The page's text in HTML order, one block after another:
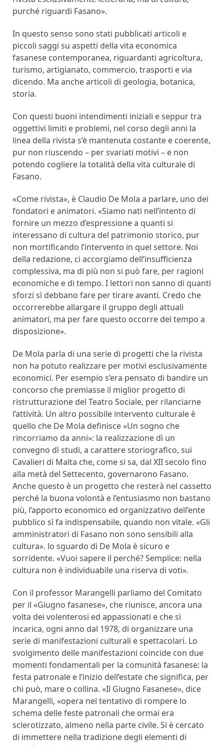
purché riguardi Fasano».
In questo senso sono stati pubblicati articoli e
piccoli saggi su aspetti della vita economica
fasanese contemporanea, riguardanti agricoltura,
turismo, artigianato, commercio, trasporti e via
dicendo. Ma anche articoli di geologia, botanica,
storia.
Con questi buoni intendimenti iniziali e seppur tra
oggettivi limiti e problemi, nel corso degli anni la
linea della rivista s’è mantenuta costante e coerente,
pur non riuscendo – per svariati motivi – e non
potendo cogliere la totalità della vita culturale di
Fasano.
«Come rivista», è Claudio De Mola a parlare, uno dei
fondatori e animatori. «Siamo nati nell’intento di
fornire un mezzo d’espressione a quanti si
interessano di cultura del patrimonio storico, pur
non mortificando l’intervento in quel settore. Noi
della redazione, ci accorgiamo dell’insufficienza
complessiva, ma di più non si può fare, per ragioni
economiche e di tempo. I lettori non sanno di quanti
sforzi sì debbano fare per tirare avanti. Credo che
occorrerebbe allargare il gruppo degli attuali
animatori, ma per fare questo occorre del tempo a
disposizione».
De Mola parla di una serie di progetti che la rivista
non ha potuto realizzare per motivi esclusivamente
economici. Per esempio s’era pensato di bandire un
concorso che premiasse il miglior progetto di
ristrutturazione del Teatro Sociale, per rilanciarne
l’attività. Un altro possibile intervento culturale è
quello che De Mola definisce «Un sogno che
rincorriamo da anni»: la realizzazione dì un
convegno dì studi, a carattere storiografico, sui
Cavalieri di Malta che, come si sa, dal XII secolo fino
alla metà del Settecento, governarono Fasano.
Anche questo è un progetto che resterà nel cassetto
perché la buona volontà e l’entusiasmo non bastano
più, l’apporto economico ed organizzativo dell’ente
pubblico sì fa indispensabile, quando non vitale. «Gli
amministratori di Fasano non sono sensibili alla
cultura». lo sguardo di De Mola è sicuro e
sorridente. «Vuoi sapere il perché? Semplice: nella
cultura non è individuabile una riserva di voti».
Con il professor Marangelli parliamo del Comitato
per il «Giugno fasanese», che riunisce, ancora una
volta dei volenterosi ed appassionati e che sì
incarica, ogni anno dal 1978, di organizzare una
serie di manifestazioni culturali e spettacolari. Lo
svolgimento delle manifestazioni coincide con due
momenti fondamentali per la comunità fasanese: la
festa patronale e l’inizio dell’estate che significa, per
chi può, mare o collina. «Il Giugno Fasanese», dice
Marangelli, «opera nel tentativo di rompere lo
schema delle feste patronali che ormai era
sclerotizzato, almeno nella parte civile. Si è cercato
di immettere nella tradizione degli elementi di